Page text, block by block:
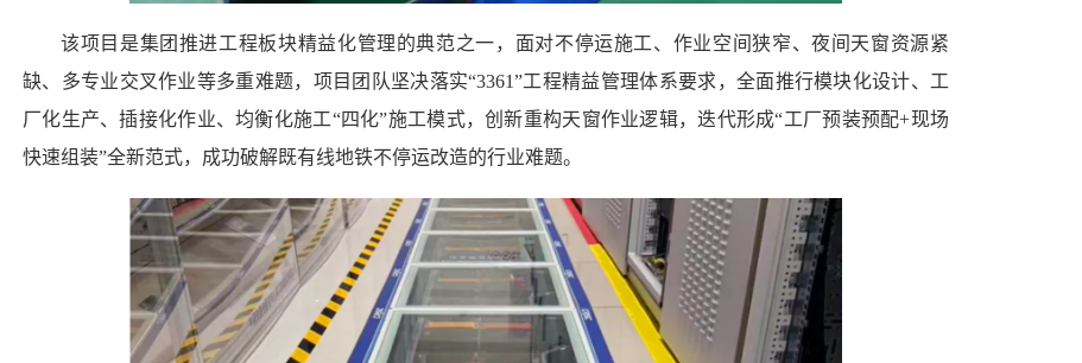
该项目是集团推进工程板块精益化管理的典范之一，面对不停运施工、作业空间狭窄、夜间天窗资源紧
缺、多专业交叉作业等多重难题，项目团队坚决落实“3361”工程精益管理体系要求，全面推行模块化设计、工
厂化生产、插接化作业、均衡化施工“四化”施工模式，创新重构天窗作业逻辑，迭代形成“工厂预装预配+现场
快速组装”全新范式，成功破解既有线地铁不停运改造的行业难题。